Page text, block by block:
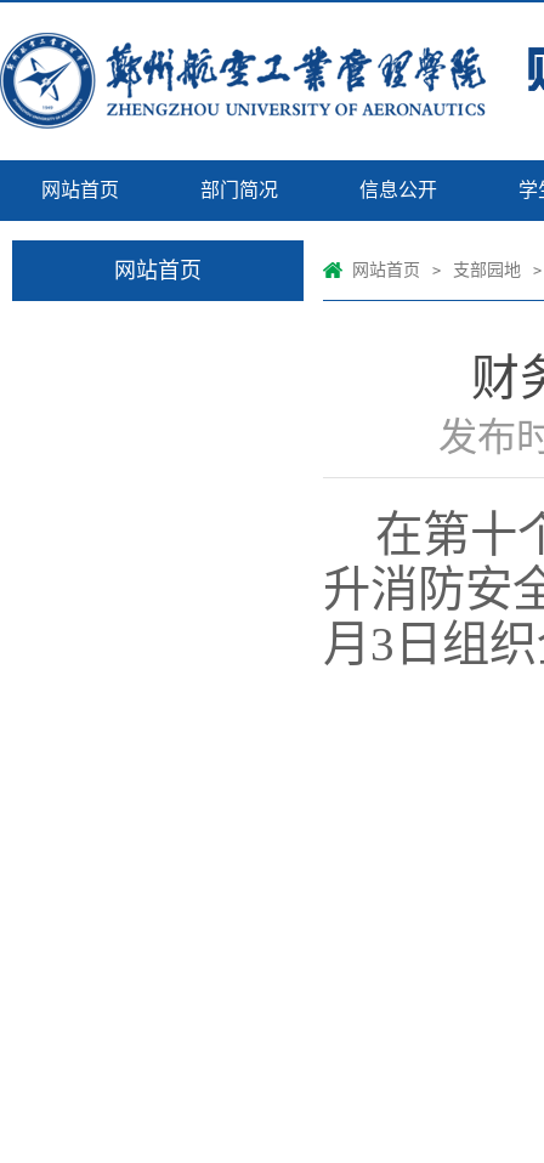
网站首页 部门简况 信息公开 学
网站首页 网站首页 > 支部园地 >
财
发布
在第十
升消防安
月 3 日组